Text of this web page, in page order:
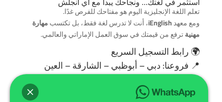
تعلم اللغة الإنجليزية اليوم هو مفتاحك للفرص غدًا.
ومع معهدiEnglish، أنت لا تدرس لغة فقط، بل تكتسبمهارة
مهنيةترفع من قيمتك في سوق العمل الإماراتي والعالمي.
🌍 رابطالتسجيلالسريع
📍 فروعنا: دبي – أبوظبي – الشارقة – العين
سوشيال ميديا
تابعنا لمعرفة العروض والجدول الأسبوعي: